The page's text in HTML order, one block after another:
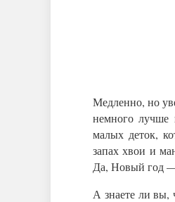
Медленно, но
немного лучше
малых деток,
запах хвои и
Да, Новый год —
А знаете ли вы,